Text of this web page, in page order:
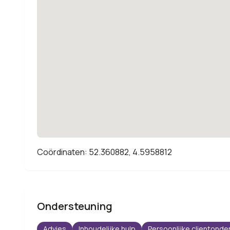
Coördinaten: 52.360882, 4.5958812
Ondersteuning